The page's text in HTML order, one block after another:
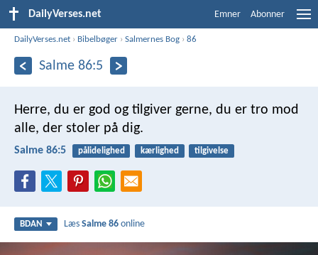
DailyVerses.net Emner Abonner
DailyVerses.net › Bibelbøger ›Salmernes Bog ›86
Salme 86:5
Herre, du er god og tilgiver gerne, du er tro mod
alle, der stoler på dig.
Salme 86:5 pålidelighed kærlighed tilgivelse
BDAN LæsSalme 86 online